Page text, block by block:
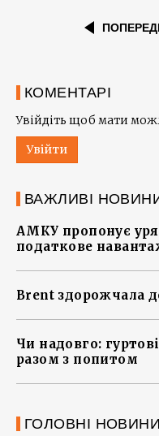
КОМЕНТАРІ
Увійдіть щоб мати
Увійти
ВАЖЛИВІ
АМКУ пропонує
податкове
Brent здорожчала
Чи надовго:
разом з попитом
ГОЛОВНІ НОВИНИ